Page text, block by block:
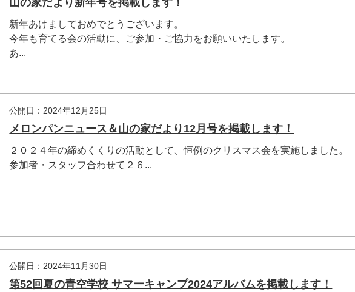
山の家だより新年号を掲載します！
新年あけましておめでとうございます。
今年も育てる会の活動に、ご参加・ご協力をお願いいたします。
あ...
公開日：2024年12月25日
メロンパンニュース＆山の家だより12月号を掲載します！
２０２４年の締めくくりの活動として、恒例のクリスマス会を実施しました。
参加者・スタッフ合わせて２６...
公開日：2024年11月30日
第52回夏の青空学校 サマーキャンプ2024アルバムを掲載します！